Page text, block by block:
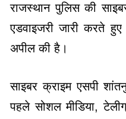
राजस्थान पुलिस की
एडवाइजरी जारी करते
अपील की है।
साइबर क्राइम एसपी
पहले सोशल मीडिया,